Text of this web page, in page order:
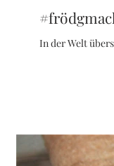
In der Welt